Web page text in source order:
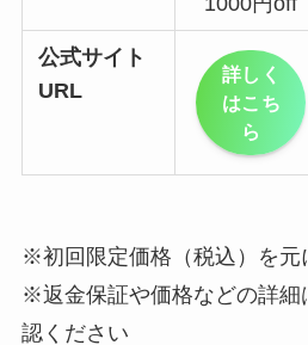
公式サイト
URL
詳しく
はこち
ら
※初回限定価格（税込）を元
※返金保証や価格などの詳細
認ください